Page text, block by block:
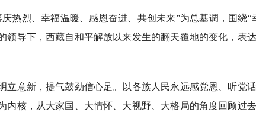
烈、幸福温暖、感恩奋进、共创未来”为总基调，围绕“
领导下，西藏自和平解放以来发生的翻天覆地的变化，表
意新，提气鼓劲信心足。以各族人民永远感党恩、听党
内核，从大家国、大情怀、大视野、大格局的角度回顾过